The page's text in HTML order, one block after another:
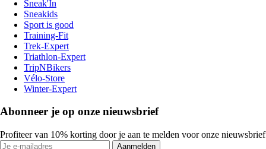
Sneak'In
Sneakids
Sport is good
Training-Fit
Trek-Expert
Triathlon-Expert
TripNBikers
Vélo-Store
Winter-Expert
Abonneer je op onze nieuwsbrief
Profiteer van 10% korting door je aan te melden voor onze nieuwsbrief
Aanmelden